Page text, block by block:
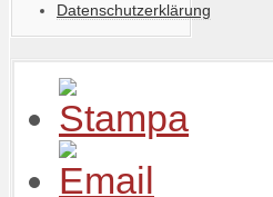
Datenschutzerklärung